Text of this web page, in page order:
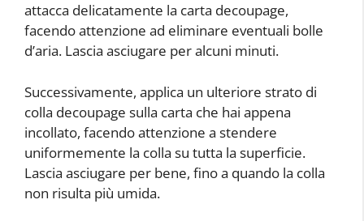
attacca delicatamente la carta decoupage,
facendo attenzione ad eliminare eventuali bolle
d’aria. Lascia asciugare per alcuni minuti.
Successivamente, applica un ulteriore strato di
colla decoupage sulla carta che hai appena
incollato, facendo attenzione a stendere
uniformemente la colla su tutta la superficie.
Lascia asciugare per bene, fino a quando la colla
non risulta più umida.